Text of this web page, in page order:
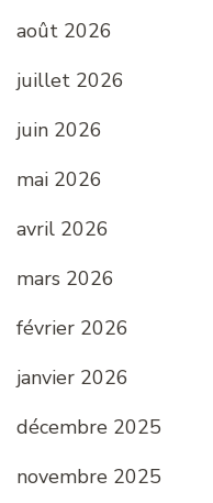
août 2026
juillet 2026
juin 2026
mai 2026
avril 2026
mars 2026
février 2026
janvier 2026
décembre 2025
novembre 2025